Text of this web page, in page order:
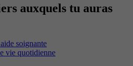
auxquels tu auras
soignante
vie quotidienne